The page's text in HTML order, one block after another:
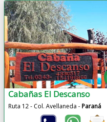
Cabañas El Descanso
Ruta 12 - Col. Avellaneda -Paraná